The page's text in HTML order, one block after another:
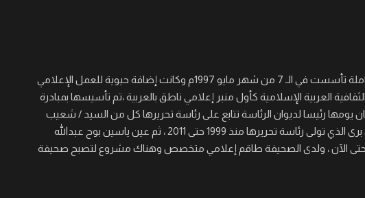
جريدة القرن نصف أسبوعية سياسية ثقافية اجتماعية شاملة تأسست في الـ 7 من شهر مايو 1997م وكانت إضافة حيوية للعمل الإعلامي
العربية الإسلامية كأول منبر إعلامي ناطق بالعربية ،تم تأسيسها بمبادرة
رئيسا لديوان الرئاسة تتابع على رئاسة تحريرها كل من السيد / شعيب
عجال الصغير والسيد/ عيسى خيره والسيد / مؤمن حسن برى الذي تولى رئاسة تحريرها منذ 1999 حتى 2011 ، ثم عين ياسين بوح عبدالله
يزال يتولى هذا المنصب حتى الآن ، ولدى الصحيفة طاقم إعلامي متخصص وهناك مشروع لتصبح صحيفة